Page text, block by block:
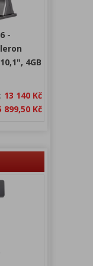
-
4GB
13 140 Kč
899,50 Kč